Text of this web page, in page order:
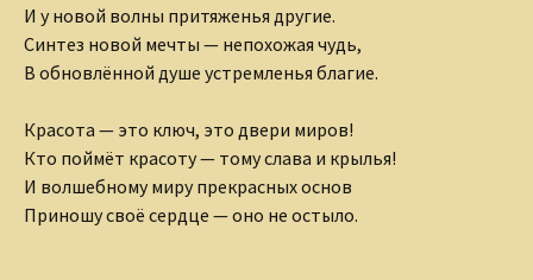
И у новой волны притяженья другие.
Синтез новой мечты — непохожая чудь,
В обновлённой душе устремленья благие.
Красота — это ключ, это двери миров!
Кто поймёт красоту — тому слава и крылья!
И волшебному миру прекрасных основ
Приношу своё сердце — оно не остыло.